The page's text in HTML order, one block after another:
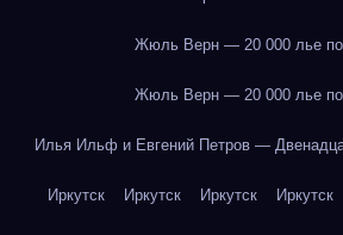
Жюль Верн — 20 000 лье
Жюль Верн — 20 000 лье
Илья Ильф и Евгений Петров —
Иркутск Иркутск Иркутск Иркутск